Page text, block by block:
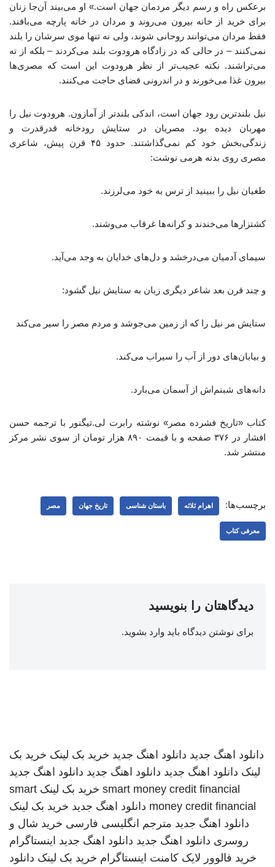
برعکس راه و رسم دیگر مردمان جهان است.» او می‌بیند آن‌جا زنان
برای خرید از خانه بیرون می‌روند و مردان در خانه پارچه می‌بافند.
فقط مردان می‌توانند روحانی شوند، ولی نه تنها موی سرشان را بلند
نمی‌کنند – در حالی که در زادگاه هرودوت بلند می‌کردند – بلکه از ته
می‌تراشند. نکته عجیب‌تر از نظر هرودوت این است که مصری‌ها
بیرون غذا می‌خورند و در اندرونی قضای حاجت می‌کنند.
نیل بلندترین رود جهان است، اندکی بلندتر از آمازون. هرودوت نیل را
مهربان دیده بود. مصریان در ستایش رودخانه قدرقدرت و
زندگی‌بخش خود کم نمی‌گذاشتند. حدود ۴۵ قرن پیش، شاعری
مصری روی بدنه هرمی نوشت:
طغیان نیل را ببینید از ترس به خود می‌لرزند.
کشتزارها می‌خندند و کرانه‌ها غرقاب می‌وشند.
سیمای آدمیان می‌درخشد و دل‌های خدایان به وجد می‌آید.
و چند قرن بعد شاعر دیگری زبان به ستایش نیل گشود:
ستایش مر نیل را که از زمین می‌جوشد و مردم مصر را سیر می‌کند
و بیابان‌های دور از آب را سیراب می‌کند.
دانه‌های شبنم‌اش از آسمان می‌بارد.
کتاب «تاریخ فشرده مصر» نوشته رابرت لی.تیگنور با ترجمه حسن
افشار در ۳۷۶ صفحه و با قیمت ۸۹۰ هزار تومان از سوی نشر مرکز
منتشر شد.
برچسب‌ها: اهرام ثلاثه باستان شناسی تاریخ جهان مصر
معرفی کتاب
دیدگاهتان را بنویسید
برای نوشتن دیدگاه باید وارد بشوید.
دانلود اهنگ جدید دانلود اهنگ جدید خرید بک لینک خرید بک
لینک دانلود اهنگ جدید دانلود اهنگ جدید دانلود اهنگ جدید
smart money credit financial خرید بک لینک smart
money credit financial دانلود اهنگ جدید خرید بک لینک
دانلود اهنگ جدید مترجم انگلیسی فارسی خرید شال و
روسری دانلود اهنگ جدید دانلود اهنگ جدید اینستاگرام
خرید فالوور لایک کامنت اینستاگرام خرید بک لینک دانلود